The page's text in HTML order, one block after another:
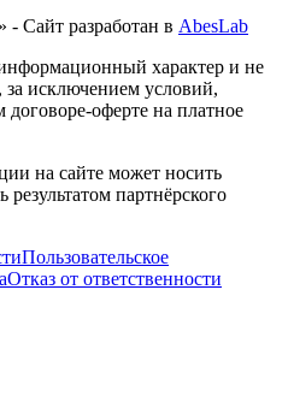
Сайт разработан в AbesLab
характер и не
за исключением условий,
оферте на платное
на сайте может носить
результатом партнёрского
Пользовательское
Отказ от ответственности